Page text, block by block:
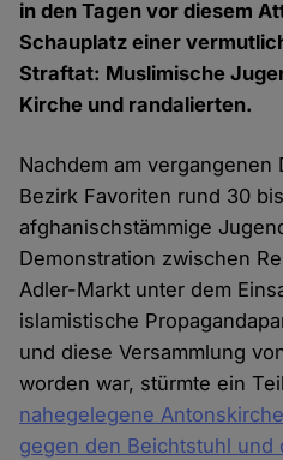
in den Tagen vor diesem
Schauplatz einer
Straftat: Muslimische
Kirche und randalierten.
Nachdem am vergangenen
Bezirk Favoriten rund 30
afghanischstämmige
Demonstration zwischen
Adler-Markt unter dem
islamistische
und diese Versammlung
worden war, stürmte ein
nahegelegene
gegen den Beichtstuhl und